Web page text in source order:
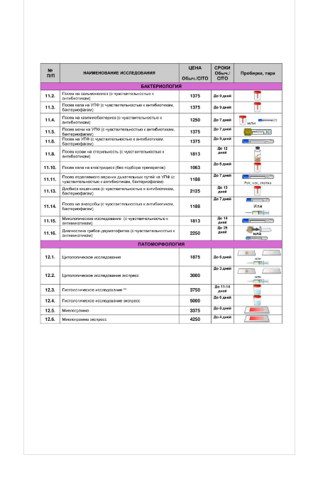
Прайс. Лист 9